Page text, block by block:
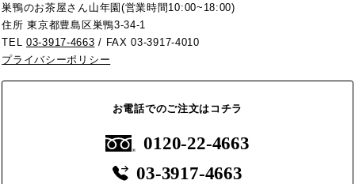
巣鴨のお茶屋さん山年園(営業時間10:00~18:00)
住所 東京都豊島区巣鴨3-34-1
TEL03-3917-4663 / FAX 03-3917-4010
プライバシーポリシー
お電話でのご注文はコチラ
0120-22-4663
03-3917-4663